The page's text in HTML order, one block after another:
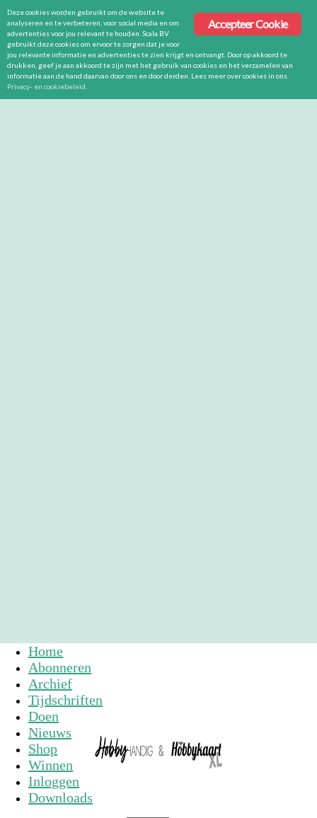
Home
Abonneren
Archief
Tijdschriften
Doen
Nieuws
Shop
Winnen
Inloggen
Downloads
Accepteer Cookie
Deze cookies worden gebruikt om de website te
analyseren en te verbeteren, voor social media en om
advertenties voor jou relevant te houden. Scala BV
gebruikt deze cookies om ervoor te zorgen dat je voor
jou relevante informatie en advertenties te zien krijgt en ontvangt. Door op akkoord te
drukken, geef je aan akkoord te zijn met het gebruik van cookies en het verzamelen van
informatie aan de hand daarvan door ons en door derden. Lees meer over cookies in ons
Privacy- en cookiebeleid